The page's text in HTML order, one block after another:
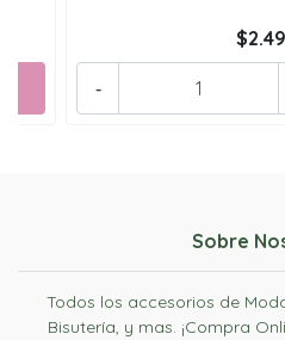
-
Sobre
Todos los accesorios de
Bisutería, y mas. ¡Compra